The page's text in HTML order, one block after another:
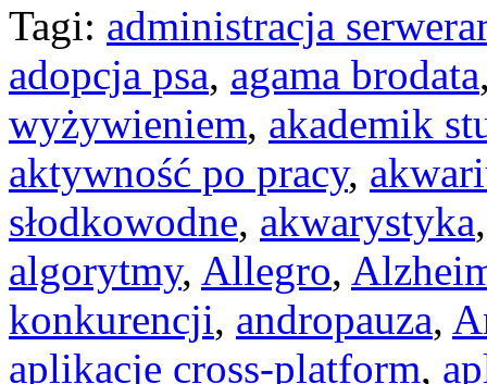
Tagi: administracja
adopcja psa, agama brodata
wyżywieniem, akademik
aktywność po pracy,
słodkowodne, akwarystyka
algorytmy, Allegro,
konkurencji, andropauza,
aplikacje cross-platform,